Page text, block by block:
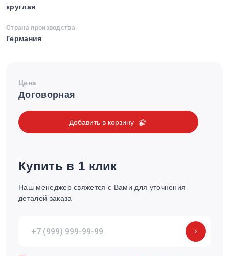
круглая
Страна производства
Германия
Цена
Договорная
Добавить в корзину
Купить в 1 клик
Наш менеджер свяжется с Вами для уточнения
деталей заказа